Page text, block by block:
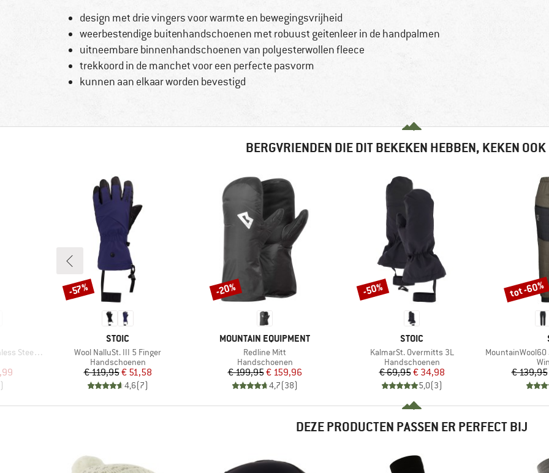
design met drie vingers voor warmte en bewegingsvrijheid
weerbestendige buitenhandschoenen met robuust geitenleer in de handpalmen
uitneembare binnenhandschoenen van polyesterwollen fleece
trekkoord in de manchet voor een perfecte pasvorm
kunnen aan elkaar worden bevestigd
BERGVRIENDEN DIE DIT BEKEKEN HEBBEN, KEKEN OOK
Bottle 500
prijs
)
MERK
STOIC
Artikel
Wool NalluSt. III 5 Finger
Productgroep
Handschoenen
Prijs
€ 119,95Verlaagde prijs
€ 51,58
4,6(7)
Korting
-57%
MERK
MOUNTAIN EQUIPMENT
Artikel
Redline Mitt
Productgroep
Handschoenen
Prijs
€ 199,95Verlaagde prijs
€ 159,96
4,7(38)
Korting
-20%
MERK
STOIC
Artikel
KalmarSt. Overmitts 3L
Productgroep
Handschoenen
Prijs
€ 69,95Verlaagde prijs
€ 34,98
5,0(3)
Korting
-50%
Artikel
MountainWool60
€ 139,95
Korting
tot -60%
DEZE PRODUCTEN PASSEN ER PERFECT BIJ